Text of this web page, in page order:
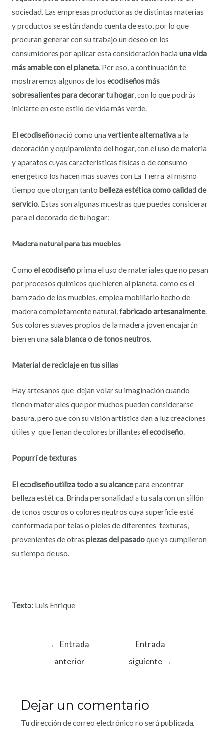
sociedad. Las empresas productoras de distintas materias
y productos se están dando cuenta de esto, por lo que
procuran generar con su trabajo un deseo en los
consumidores por aplicar esta consideración hacia una vida
más amable con el planeta. Por eso, a continuación te
mostraremos algunos de los ecodiseños más
sobresalientes para decorar tu hogar, con lo que podrás
iniciarte en este estilo de vida más verde.
El ecodiseñonació como una vertiente alternativaa la
decoración y equipamiento del hogar, con el uso de materia
y aparatos cuyas características físicas o de consumo
energético los hacen más suaves con La Tierra, al mismo
tiempo que otorgan tanto bellezaestética como calidad de
servicio. Estas son algunas muestras que puedes considerar
para el decorado de tu hogar:
Madera natural para tus muebles
Como el ecodiseñoprima el uso de materiales que no pasan
por procesos químicos que hieren al planeta, como es el
barnizado de los muebles, emplea mobiliario hecho de
madera completamente natural,fabricado artesanalmente.
Sus colores suaves propios de la madera joven encajarán
bien en una sala blanca o de tonos neutros.
Material de reciclaje en tus sillas
Hay artesanos que dejan volar su imaginación cuando
tienen materiales que por muchos pueden considerarse
basura, pero que con su visión artística dan a luz creaciones
útiles y que llenan de colores brillantes el ecodiseño.
Popurrí de texturas
El ecodiseño utiliza todo a su alcancepara encontrar
belleza estética. Brinda personalidad a tu sala con un sillón
de tonos oscuros o colores neutros cuya superficie esté
conformada por telas o pieles de diferentes texturas,
provenientes de otras piezas del pasadoque ya cumplieron
su tiempo de uso.
Texto:Luis Enrique
← Entrada
anterior
Entrada
siguiente →
Dejar un comentario
Tu dirección de correo electrónico no será publicada.